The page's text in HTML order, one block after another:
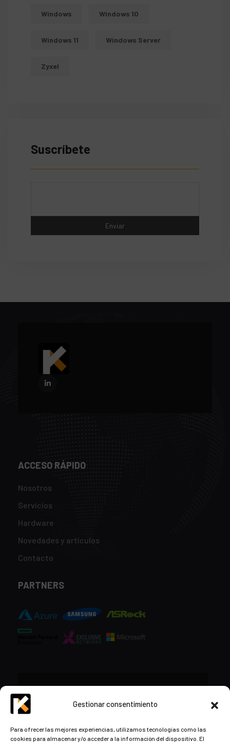
Gestionar consentimiento
Para ofrecer las mejores experiencias, utilizamos tecnologías como las
cookies para almacenar y/o acceder a la información del dispositivo. El
Windows Windows 10
Windows 11 Windows Server
Zyxel
Suscríbete
ACCESO RÁPIDO
Nosotros
Servicios
Hardware
Novedades y artículos
Contacto
PARTNERS